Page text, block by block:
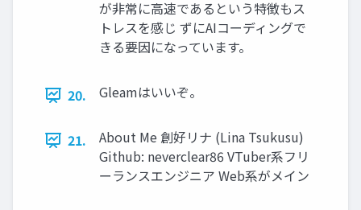
が非常に高速であるという特徴もス
トレスを感じ ずにAIコーディングで
きる要因になっています。
20. Gleamはいいぞ。
21.
About Me 創好リナ (Lina Tsukusu)
Github: neverclear86 VTuber系フリ
ーランスエンジニア Web系がメイン